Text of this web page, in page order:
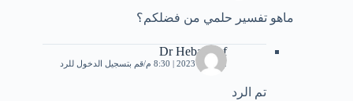
ماهو تفسير حلمي من فضلكم؟
Dr Heba Atef
22 مايو، 2023 | 8:30 م قم بتسجيل الدخول للرد
تم الرد